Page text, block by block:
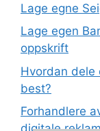
Lage egne
Lage egen
oppskrift
Hvordan dele
best?
Forhandlere